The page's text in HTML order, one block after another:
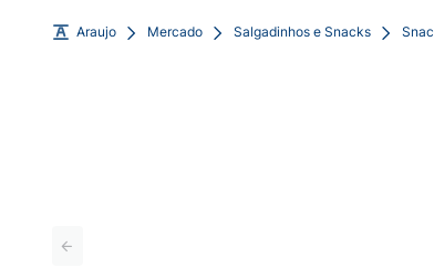
Araujo Mercado Salgadinhos e Snacks